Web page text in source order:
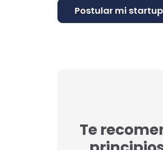
Te